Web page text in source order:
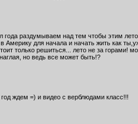
года раздумываем над тем чтобы этим
Америку для начала и начать жить как
только решиться... лето не за горами!
но ведь все может быть!?
год ждем =) и видео с верблюдами класс!!!